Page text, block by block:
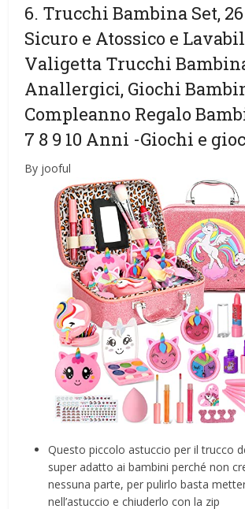
6. Trucchi Bambina Set,
Sicuro e Atossico e
Valigetta Trucchi
Anallergici, Giochi
Compleanno Regalo
7 8 9 10 Anni -Giochi e
By jooful
Questo piccolo astuccio per il trucco
super adatto ai bambini perché non
nessuna parte, per pulirlo basta
nell’astuccio e chiuderlo con la zip